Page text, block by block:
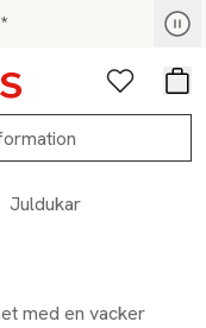
nu
Favoriter
Juldukar
med en vacker